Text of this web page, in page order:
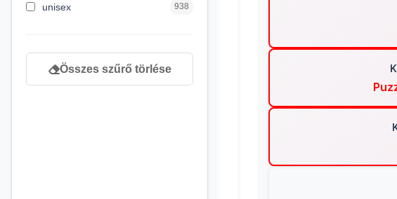
7 éves kortól 67
unisex 938
Összes szűrő törlése